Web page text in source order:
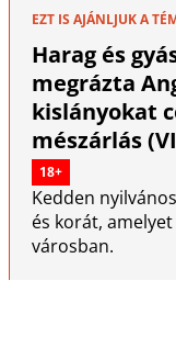
EZT IS AJÁNLJUK A
Harag és
megrázta
kislányokat
mészárlás
18+
Kedden
és korát,
városban.